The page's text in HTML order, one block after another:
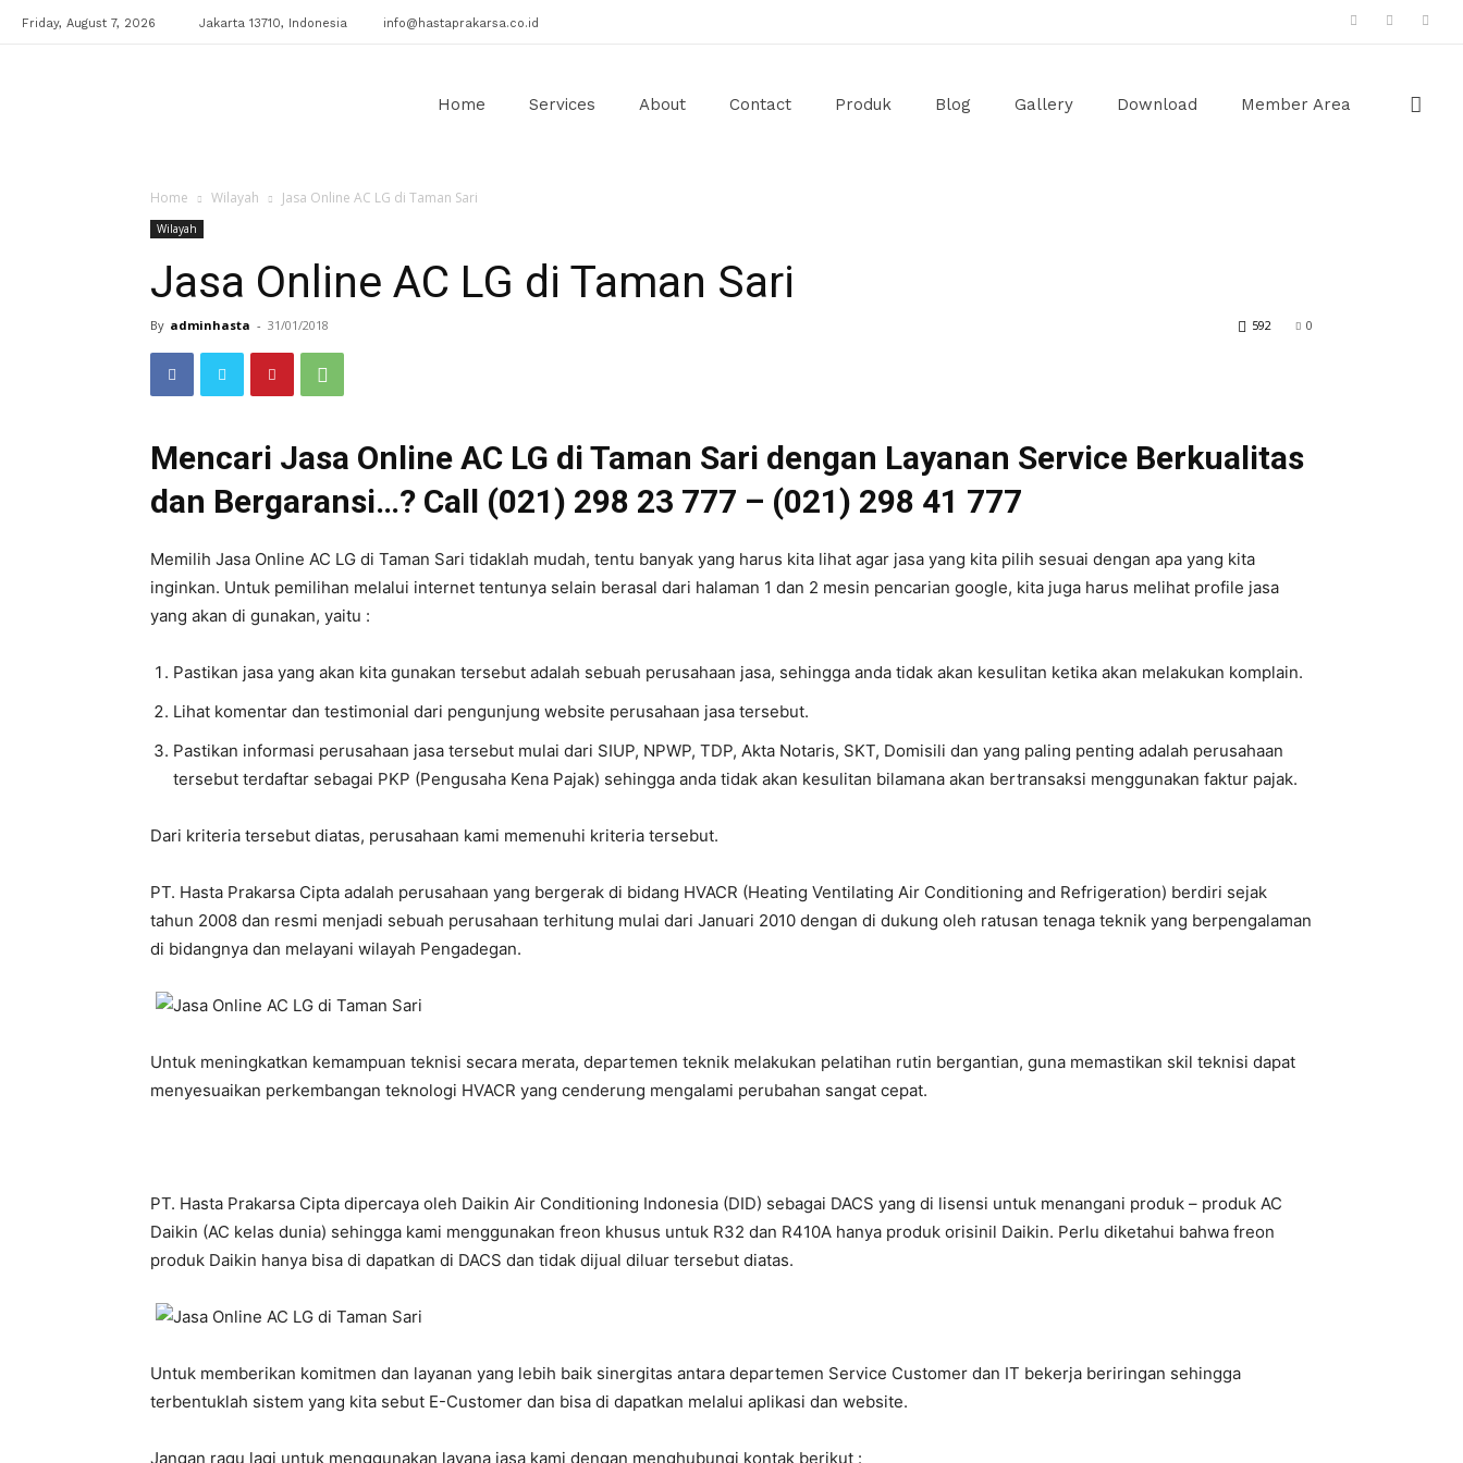
Friday, August 7, 2026 Jakarta 13710, Indonesia info@hastaprakarsa.co.id
Home Services About Contact Produk Blog Gallery Download Member Area
Home Wilayah Jasa Online AC LG di Taman Sari
Wilayah
Jasa Online AC LG di Taman Sari
By adminhasta - 31/01/2018 0
592
Mencari Jasa Online AC LG di Taman Sari dengan Layanan Service Berkualitas
dan Bergaransi…? Call (021) 298 23 777 – (021) 298 41 777
Memilih Jasa Online AC LG di Taman Sari tidaklah mudah, tentu banyak yang harus kita lihat agar jasa yang kita pilih sesuai dengan apa yang kita
inginkan. Untuk pemilihan melalui internet tentunya selain berasal dari halaman 1 dan 2 mesin pencarian google, kita juga harus melihat profile jasa
yang akan di gunakan, yaitu :
Pastikan jasa yang akan kita gunakan tersebut adalah sebuah perusahaan jasa, sehingga anda tidak akan kesulitan ketika akan melakukan komplain.
Lihat komentar dan testimonial dari pengunjung website perusahaan jasa tersebut.
Pastikan informasi perusahaan jasa tersebut mulai dari SIUP, NPWP, TDP, Akta Notaris, SKT, Domisili dan yang paling penting adalah perusahaan
tersebut terdaftar sebagai PKP (Pengusaha Kena Pajak) sehingga anda tidak akan kesulitan bilamana akan bertransaksi menggunakan faktur pajak.
Dari kriteria tersebut diatas, perusahaan kami memenuhi kriteria tersebut.
PT. Hasta Prakarsa Cipta adalah perusahaan yang bergerak di bidang HVACR (Heating Ventilating Air Conditioning and Refrigeration) berdiri sejak
tahun 2008 dan resmi menjadi sebuah perusahaan terhitung mulai dari Januari 2010 dengan di dukung oleh ratusan tenaga teknik yang berpengalaman
di bidangnya dan melayani wilayah Pengadegan.
Untuk meningkatkan kemampuan teknisi secara merata, departemen teknik melakukan pelatihan rutin bergantian, guna memastikan skil teknisi dapat
menyesuaikan perkembangan teknologi HVACR yang cenderung mengalami perubahan sangat cepat.
PT. Hasta Prakarsa Cipta dipercaya oleh Daikin Air Conditioning Indonesia (DID) sebagai DACS yang di lisensi untuk menangani produk – produk AC
Daikin (AC kelas dunia) sehingga kami menggunakan freon khusus untuk R32 dan R410A hanya produk orisinil Daikin. Perlu diketahui bahwa freon
produk Daikin hanya bisa di dapatkan di DACS dan tidak dijual diluar tersebut diatas.
Untuk memberikan komitmen dan layanan yang lebih baik sinergitas antara departemen Service Customer dan IT bekerja beriringan sehingga
terbentuklah sistem yang kita sebut E-Customer dan bisa di dapatkan melalui aplikasi dan website.
Jangan ragu lagi untuk menggunakan layana jasa kami dengan menghubungi kontak berikut :